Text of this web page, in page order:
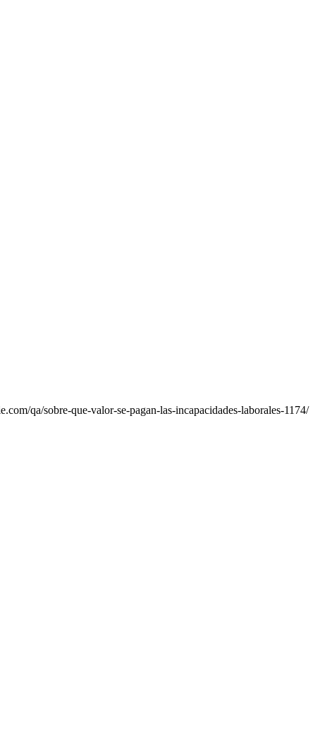
qa/sobre-que-valor-se-pagan-las-incapacidades-laborales-1174/